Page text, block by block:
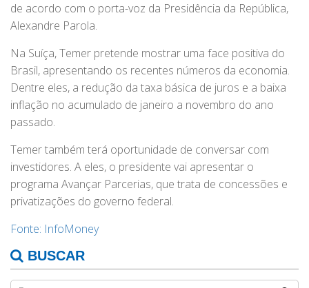
de acordo com o porta-voz da Presidência da República,
Alexandre Parola.
Na Suíça, Temer pretende mostrar uma face positiva do
Brasil, apresentando os recentes números da economia.
Dentre eles, a redução da taxa básica de juros e a baixa
inflação no acumulado de janeiro a novembro do ano
passado.
Temer também terá oportunidade de conversar com
investidores. A eles, o presidente vai apresentar o
programa Avançar Parcerias, que trata de concessões e
privatizações do governo federal.
Fonte: InfoMoney
BUSCAR